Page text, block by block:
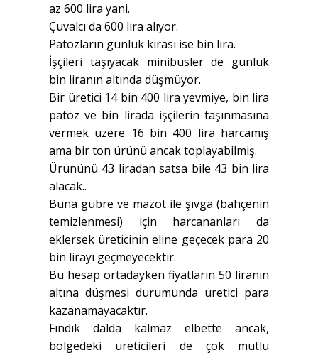
az 600 lira yani.
Çuvalcı da 600 lira alıyor.
Patozların günlük kirası ise bin lira.
İşçileri taşıyacak minibüsler de günlük
bin liranın altında düşmüyor.
Bir üretici 14 bin 400 lira yevmiye, bin lira
patoz ve bin lirada işçilerin taşınmasına
vermek üzere 16 bin 400 lira harcamış
ama bir ton ürünü ancak toplayabilmiş.
Ürününü 43 liradan satsa bile 43 bin lira
alacak..
Buna gübre ve mazot ile şıvga (bahçenin
temizlenmesi) için harcananları da
eklersek üreticinin eline geçecek para 20
bin lirayı geçmeyecektir.
Bu hesap ortadayken fiyatların 50 liranın
altına düşmesi durumunda üretici para
kazanamayacaktır.
Fındık dalda kalmaz elbette ancak,
bölgedeki üreticileri de çok mutlu